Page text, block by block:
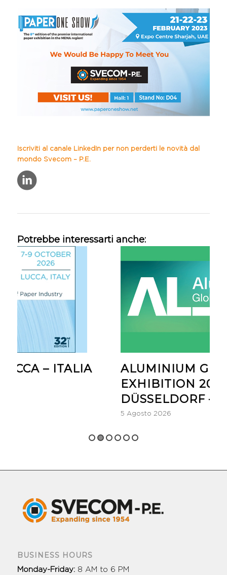
Iscriviti al canale LinkedIn per non perderti le novità dal
mondo Svecom – P.E.
Potrebbe interessarti anche:
– ITALIA
ALUMINIUM GLOBAL
EXHIBITION 2026,
DÜSSELDORF –
5 Agosto 2026
BUSINESS HOURS
Monday-Friday: 8 AM to 6 PM